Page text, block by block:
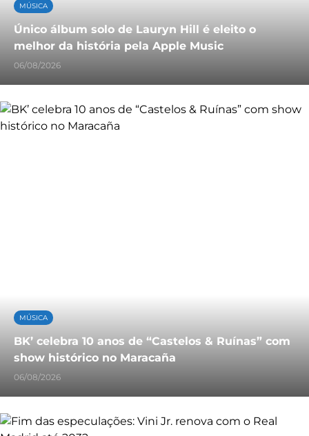
MÚSICA
Único álbum solo de Lauryn Hill é eleito o
melhor da história pela Apple Music
06/08/2026
MÚSICA
BK’ celebra 10 anos de “Castelos & Ruínas” com
show histórico no Maracaña
06/08/2026